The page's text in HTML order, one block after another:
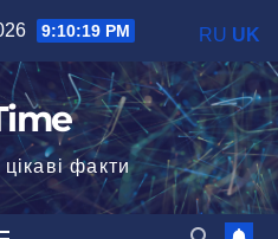
9:10:20 PM
факти
RU UK